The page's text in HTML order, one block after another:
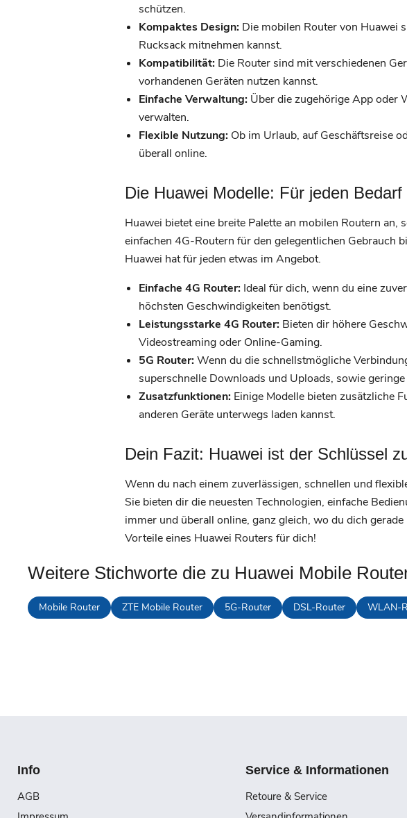
schützen.
Kompaktes Design: Die mobilen Router von Huawei
Rucksack mitnehmen kannst.
Kompatibilität: Die Router sind mit verschiedenen
vorhandenen Geräten nutzen kannst.
Einfache Verwaltung: Über die zugehörige App oder
verwalten.
Flexible Nutzung: Ob im Urlaub, auf Geschäftsreise
überall online.
Die Huawei Modelle: Für jeden
Huawei bietet eine breite Palette an mobilen Routern
einfachen 4G-Routern für den gelegentlichen
Huawei hat für jeden etwas im Angebot.
Einfache 4G Router: Ideal für dich, wenn du eine
höchsten Geschwindigkeiten benötigst.
Leistungsstarke 4G Router: Bieten dir höhere
Videostreaming oder Online-Gaming.
5G Router:Wenn du die schnellstmögliche
superschnelle Downloads und Uploads, sowie
Zusatzfunktionen: Einige Modelle bieten zusätzliche
anderen Geräte unterwegs laden kannst.
Dein Fazit: Huawei ist der Schlüssel
Wenn du nach einem zuverlässigen, schnellen und
Sie bieten dir die neuesten Technologien, einfache
immer und überall online, ganz gleich, wo du dich
Vorteile eines Huawei Routers für dich!
Weitere Stichworte die zu Huawei Mobile
Mobile Router ZTE Mobile Router 5G-Router DSL-Router WLAN-
Info
AGB
Service & Informationen
Retoure & Service